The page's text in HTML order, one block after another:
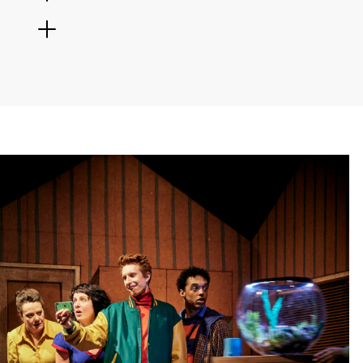
assistée